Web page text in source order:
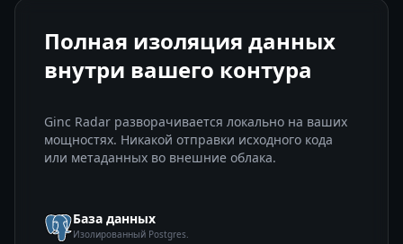
Полная изоляция данных
внутри вашего контура
Ginc Radar разворачивается локально на ваших
мощностях. Никакой отправки исходного кода
или метаданных во внешние облака.
База данных
Изолированный Postgres.